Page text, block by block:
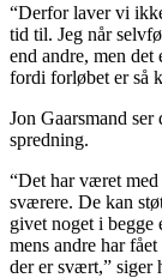
“Derfor laver vi
tid til. Jeg når
end andre, men det
fordi forløbet er så
Jon Gaarsmand
spredning.
“Det har været
sværere. De kan
givet noget i begge
mens andre har
der er svært,” siger